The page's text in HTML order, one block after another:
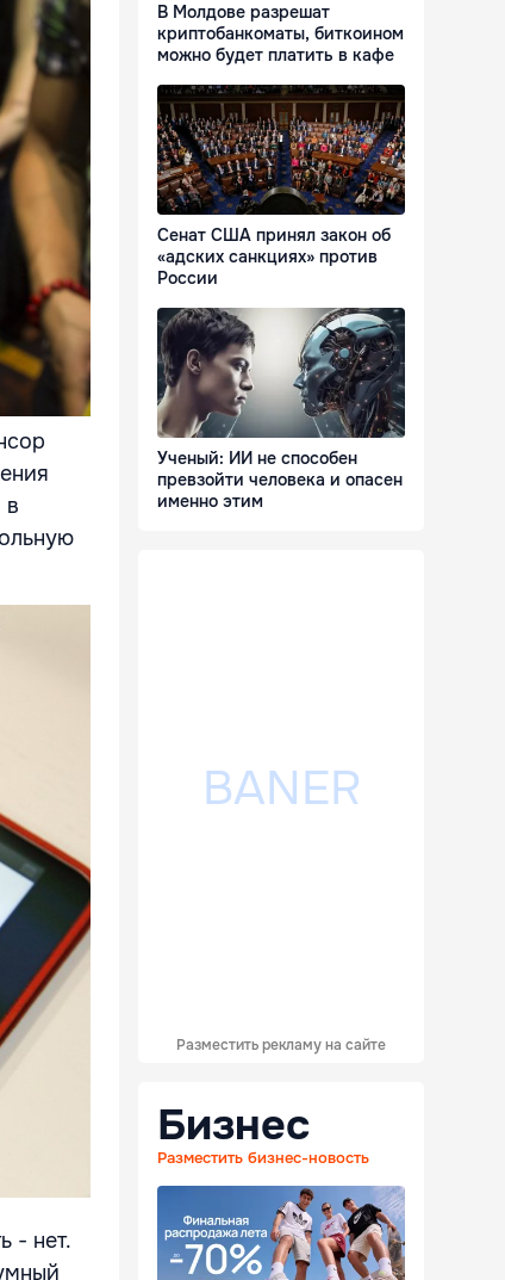
в
- нет.
В Молдове разрешат
криптобанкоматы, биткоином
можно будет платить в кафе
Сенат США принял закон об
«адских санкциях» против
России
Ученый: ИИ не способен
превзойти человека и опасен
именно этим
Разместить рекламу на сайте
Бизнес
Разместить бизнес-новость